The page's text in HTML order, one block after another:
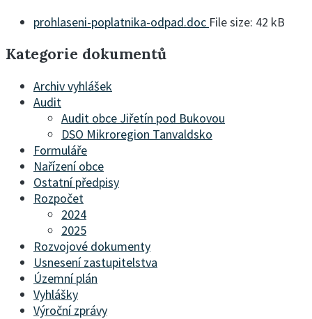
prohlaseni-poplatnika-odpad.doc File size: 42 kB
Kategorie dokumentů
Archiv vyhlášek
Audit
Audit obce Jiřetín pod Bukovou
DSO Mikroregion Tanvaldsko
Formuláře
Nařízení obce
Ostatní předpisy
Rozpočet
2024
2025
Rozvojové dokumenty
Usnesení zastupitelstva
Územní plán
Vyhlášky
Výroční zprávy